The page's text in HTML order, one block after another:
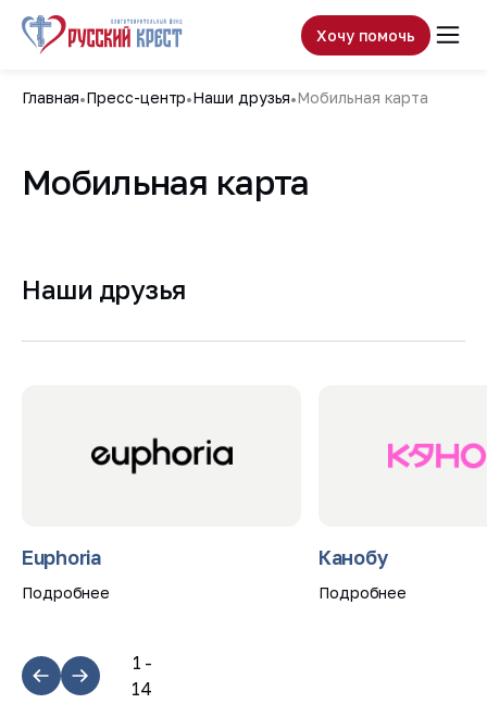
Хочу помочь
Главная Пресс-центр Наши друзья Мобильная карта
Мобильная карта
Наши друзья
Euphoria
Подробнее
Канобу
Подробнее
1 -
14